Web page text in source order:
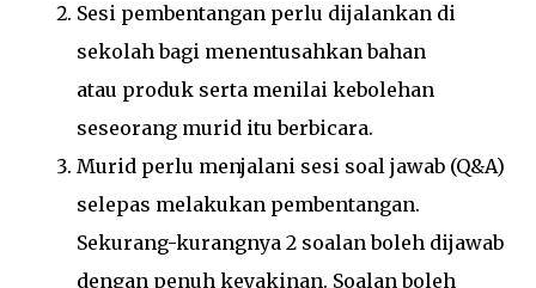
Sesi pembentangan perlu dijalankan di
sekolah bagi menentusahkan bahan
atau produk serta menilai kebolehan
seseorang murid itu berbicara.
Murid perlu menjalani sesi soal jawab (Q&A)
selepas melakukan pembentangan.
Sekurang-kurangnya 2 soalan boleh dijawab
dengan penuh keyakinan. Soalan boleh